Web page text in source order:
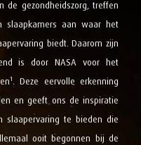
gezondheidszorg, treffen
aan waar het
biedt. Daarom zijn
is door NASA voor het
1. Deze eervolle erkenning
en geeft ons de inspiratie
slaapervaring te bieden die
ooit begonnen bij de